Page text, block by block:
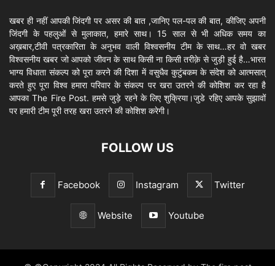
खबर ही नहीं आपकी जिंदगी पर असर की बात ,जानिए पल-पल की बात, कीजिए अपनी
जिंदगी के पहलुओं से मुलाकात, हमारे साथ। 15 साल से भी अधिक समय का
अख़बार,टीवी पत्रकारिता के अनुभव वाली विश्वसनीय टीम के साथ…हर वो खबर
विश्वसनीय खबर जो आपको जीवन के साथ किसी ना किसी तरीक़े से जुड़ी हुई है…भारत
भाग्य विधाता संकल्प को पूरा करने की दिशा में वसुधैव कुटुंबकम के संदेश को आत्मसात्
करते हुए पूरा विश्व हमारा परिवार के संकल्प पर खरा उतरने की कोशिश कर रहा है
आपका The Fire Post. हमसे जुड़े रहने के लिए शुक्रिया।जुडे रहिए आपके सुझावों
पर हमारी टीम पूरी तरह खरा उतरने की कोशिश करेगी।
FOLLOW US
Facebook Instagram Twitter
Website Youtube